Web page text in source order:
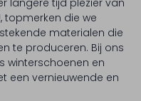
langere tijd plezier van
topmerken die we
materialen die
te produceren. Bij ons
winterschoenen en
een vernieuwende en